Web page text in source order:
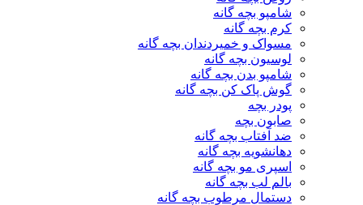
شامپو بچه گانه
کرم بچه گانه
مسواک و خمیردندان بچه گانه
لوسیون بچه گانه
شامپو بدن بچه گانه
گوش پاک کن بچه گانه
پودر بچه
صابون بچه
ضد آفتاب بچه گانه
دهانشویه بچه گانه
اسپری مو بچه گانه
بالم لب بچه گانه
دستمال مرطوب بچه گانه